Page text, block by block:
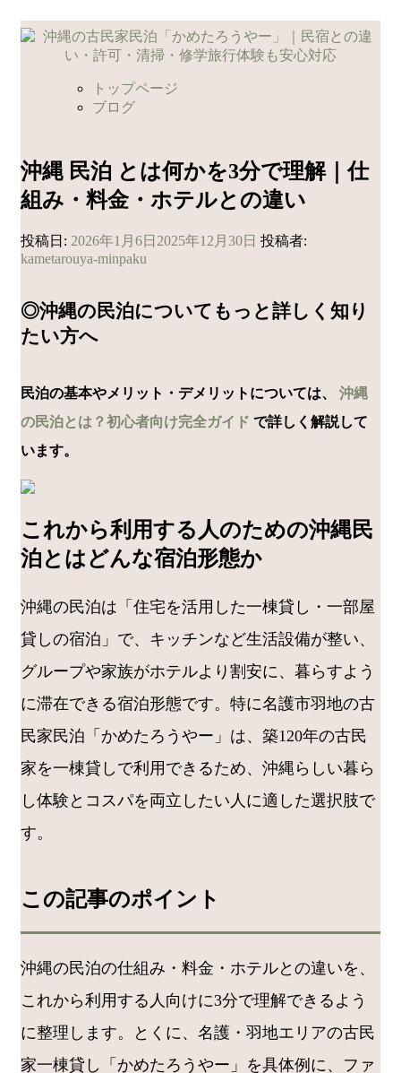
コ
ン
キ
ッ
プ
トップページ
ブログ
沖縄 民泊 とは何かを3分で理解｜仕
組み・料金・ホテルとの違い
投稿日: 2026年1月6日 2025年12月30日 投稿者:
kametarouya-minpaku
◎沖縄の民泊についてもっと詳しく知り
たい方へ
民泊の基本やメリット・デメリットについては、 沖縄
の民泊とは？初心者向け完全ガイド で詳しく解説して
います。
これから利用する人のための沖縄民
泊とはどんな宿泊形態か
沖縄の民泊は「住宅を活用した一棟貸し・一部屋
貸しの宿泊」で、キッチンなど生活設備が整い、
グループや家族がホテルより割安に、暮らすよう
に滞在できる宿泊形態です。特に名護市羽地の古
民家民泊「かめたろうやー」は、築120年の古民
家を一棟貸しで利用できるため、沖縄らしい暮ら
し体験とコスパを両立したい人に適した選択肢で
す。
この記事のポイント
沖縄の民泊の仕組み・料金・ホテルとの違いを、
これから利用する人向けに3分で理解できるよう
に整理します。とくに、名護・羽地エリアの古民
家一棟貸し「かめたろうやー」を具体例に、ファ